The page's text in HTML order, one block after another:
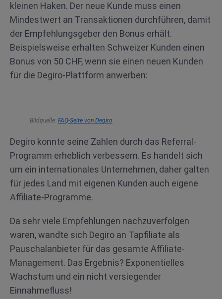
kleinen Haken. Der neue Kunde muss einen
Mindestwert an Transaktionen durchführen, damit
der Empfehlungsgeber den Bonus erhält.
Beispielsweise erhalten Schweizer Kunden einen
Bonus von 50 CHF, wenn sie einen neuen Kunden
für die Degiro-Plattform anwerben:
Bildquelle: FAQ-Seite von Degiro
Degiro konnte seine Zahlen durch das Referral-
Programm erheblich verbessern. Es handelt sich
um ein internationales Unternehmen, daher galten
für jedes Land mit eigenen Kunden auch eigene
Affiliate-Programme.
Da sehr viele Empfehlungen nachzuverfolgen
waren, wandte sich Degiro an Tapfiliate als
Pauschalanbieter für das gesamte Affiliate-
Management. Das Ergebnis? Exponentielles
Wachstum und ein nicht versiegender
Einnahmefluss!